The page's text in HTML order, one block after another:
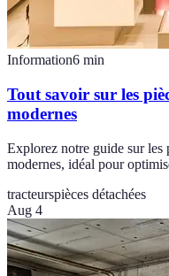
Information6 min
Tout savoir sur les
modernes
Explorez notre guide sur les
modernes, idéal pour
tracteurspièces détachées
Aug 4